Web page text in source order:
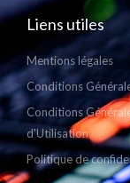
Liens utiles
Mentions légales
Conditions
Conditions
d'Utilisation
Politique de